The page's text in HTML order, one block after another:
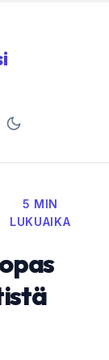
5 MIN
LUKUAIKA